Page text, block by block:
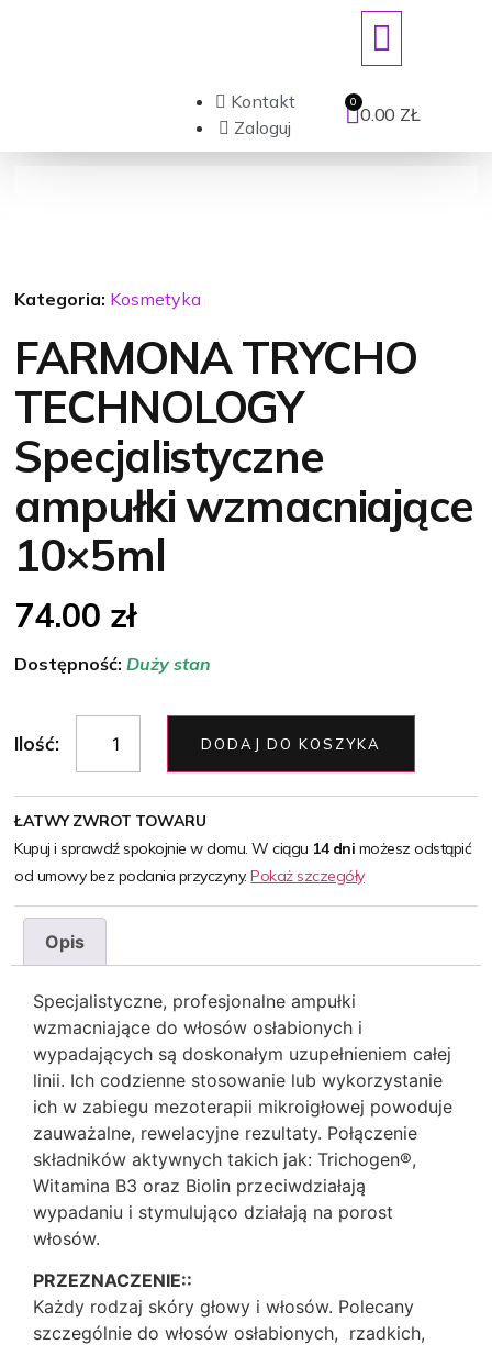
Kontakt
Zaloguj
0.00 ZŁ
Kategoria: Kosmetyka
FARMONA TRYCHO
TECHNOLOGY
Specjalistyczne
ampułki wzmacniające
10×5ml
74.00 zł
Dostępność:Duży stan
Ilość: DODAJ DO KOSZYKA
ŁATWY ZWROT TOWARU
Kupuj i sprawdź spokojnie w domu. W ciągu 14 dni możesz odstąpić
od umowy bez podania przyczyny.Pokaż szczegóły
Opis
Specjalistyczne, profesjonalne ampułki
wzmacniające do włosów osłabionych i
wypadających są doskonałym uzupełnieniem całej
linii. Ich codzienne stosowanie lub wykorzystanie
ich w zabiegu mezoterapii mikroigłowej powoduje
zauważalne, rewelacyjne rezultaty. Połączenie
składników aktywnych takich jak: Trichogen®,
Witamina B3 oraz Biolin przeciwdziałają
wypadaniu i stymulująco działają na porost
włosów.
PRZEZNACZENIE::
Każdy rodzaj skóry głowy i włosów. Polecany
szczególnie do włosów osłabionych, rzadkich,